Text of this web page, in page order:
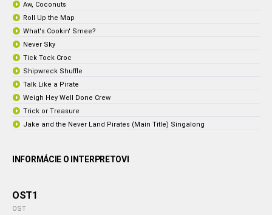
Aw, Coconuts
Roll Up the Map
What's Cookin' Smee?
Never Sky
Tick Tock Croc
Shipwreck Shuffle
Talk Like a Pirate
Weigh Hey Well Done Crew
Trick or Treasure
Jake and the Never Land Pirates (Main Title) Singalong
INFORMÁCIE O INTERPRETOVI
OST1
OST